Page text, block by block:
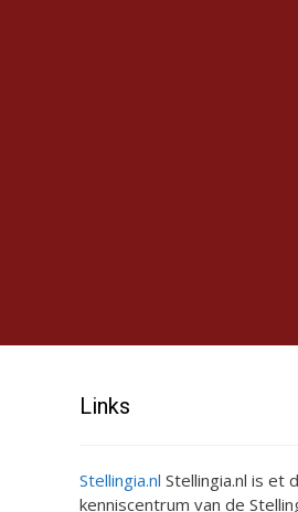
Links
Stellingia.nl Stellingia.nl is et
kenniscentrum van de